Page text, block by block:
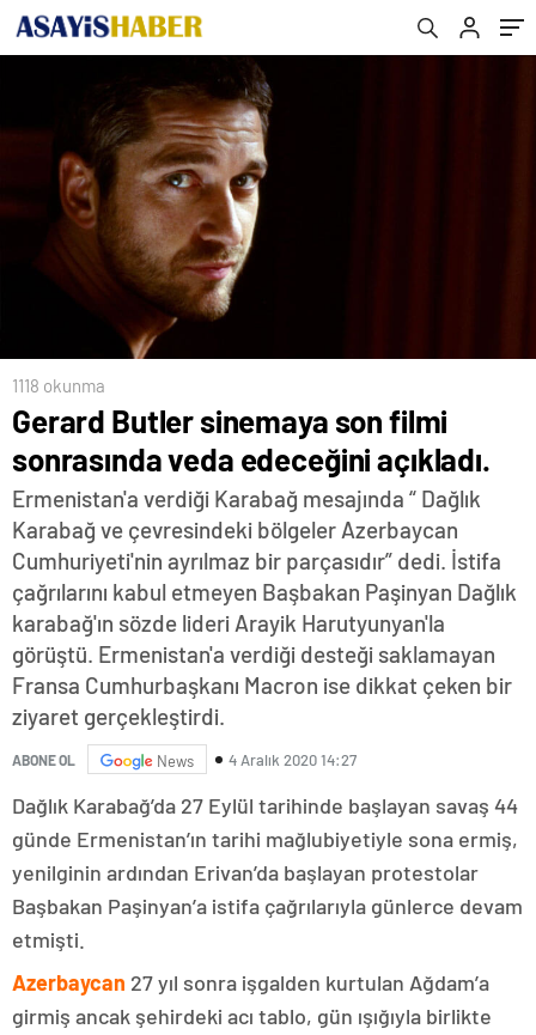
1118 okunma
Gerard Butler sinemaya son filmi
sonrasında veda edeceğini açıkladı.
Ermenistan'a verdiği Karabağ mesajında “ Dağlık
Karabağ ve çevresindeki bölgeler Azerbaycan
Cumhuriyeti'nin ayrılmaz bir parçasıdır” dedi. İstifa
çağrılarını kabul etmeyen Başbakan Paşinyan Dağlık
karabağ'ın sözde lideri Arayik Harutyunyan'la
görüştü. Ermenistan'a verdiği desteği saklamayan
Fransa Cumhurbaşkanı Macron ise dikkat çeken bir
ziyaret gerçekleştirdi.
ABONE OL News 4 Aralık 2020 14:27
Dağlık Karabağ’da 27 Eylül tarihinde başlayan savaş 44
günde Ermenistan’ın tarihi mağlubiyetiyle sona ermiş,
yenilginin ardından Erivan’da başlayan protestolar
Başbakan Paşinyan’a istifa çağrılarıyla günlerce devam
etmişti.
Azerbaycan 27 yıl sonra işgalden kurtulan Ağdam’a
girmiş ancak şehirdeki acı tablo, gün ışığıyla birlikte